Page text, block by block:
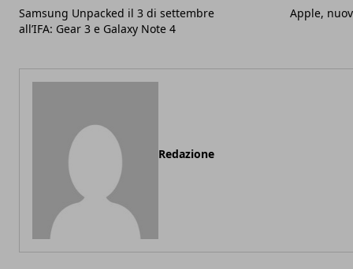
Samsung Unpacked il 3 di settembre
all’IFA: Gear 3 e Galaxy Note 4
Apple,
Redazione